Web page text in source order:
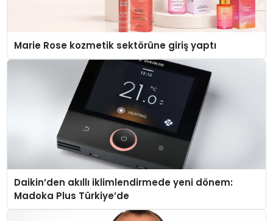
Marie Rose kozmetik sektörüne giriş yaptı
Daikin’den akıllı iklimlendirmede yeni dönem:
Madoka Plus Türkiye’de